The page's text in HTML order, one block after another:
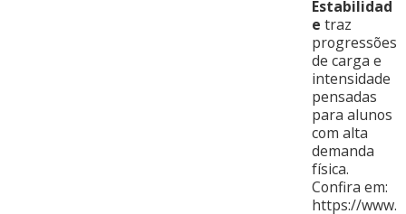
Estabilidad
e traz
progressões
de carga e
intensidade
pensadas
para alunos
com alta
demanda
física.
Confira em:
https://www.